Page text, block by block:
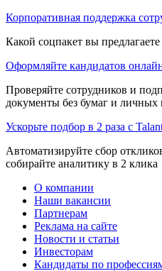
Корпоративная поддержка
Какой соцпакет вы
Оформляйте кандидатов
Проверяйте сотрудников и
документы без бумаг и личных
Ускорьте подбор в 2 раза с
Автоматизируйте сбор
собирайте аналитику в 2 клика
О компании
Наши вакансии
Партнерам
Реклама на сайте
Новости и статьи
Инвесторам
Кандидаты по